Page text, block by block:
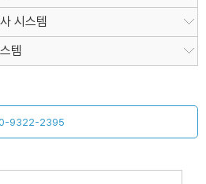
시스템
템
9322-2395